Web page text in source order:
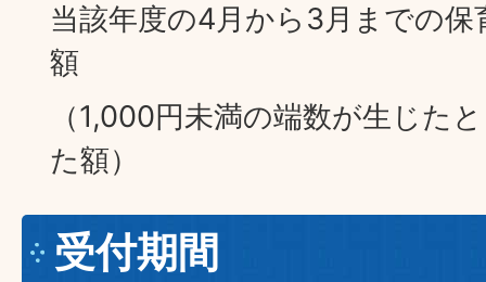
当該年度の4月から3月までの保
額
（1,000円未満の端数が生じた
た額）
受付期間